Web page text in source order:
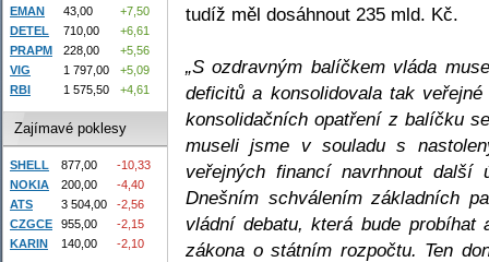
tudíž měl dosáhnout 235 mld. Kč.
„S ozdravným balíčkem vláda
deficitů a konsolidovala tak
konsolidačních opatření z balíčku
museli jsme v souladu s
veřejných financí navrhnout
Dnešním schválením základních
vládní debatu, která bude probíhat
zákona o státním rozpočtu. Ten
EMAN 43,00
+7,50
DETEL
710,00
+6,61
PRAPM
228,00
+5,56
VIG
1 797,00
+5,09
RBI
1 575,50 +4,61
Zajímavé poklesy
SHELL 877,00
-10,33
NOKIA
200,00
-4,40
ATS
3 504,00
-2,56
CZGCE
955,00
-2,15
KARIN
140,00 -2,10